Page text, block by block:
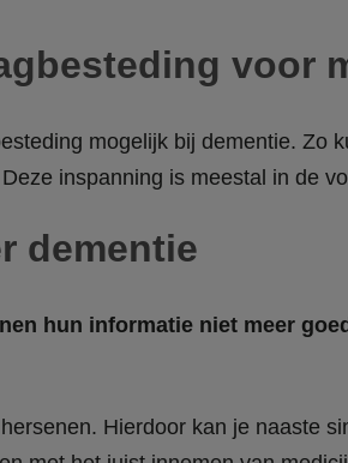
voor
mogelijk bij dementie. Zo
inspanning is meestal in de
dementie
hun informatie niet meer
Hierdoor kan je naaste